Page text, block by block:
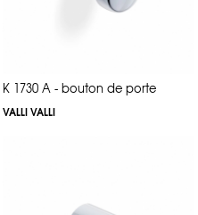
K 1730 A - bouton de porte
VALLI VALLI